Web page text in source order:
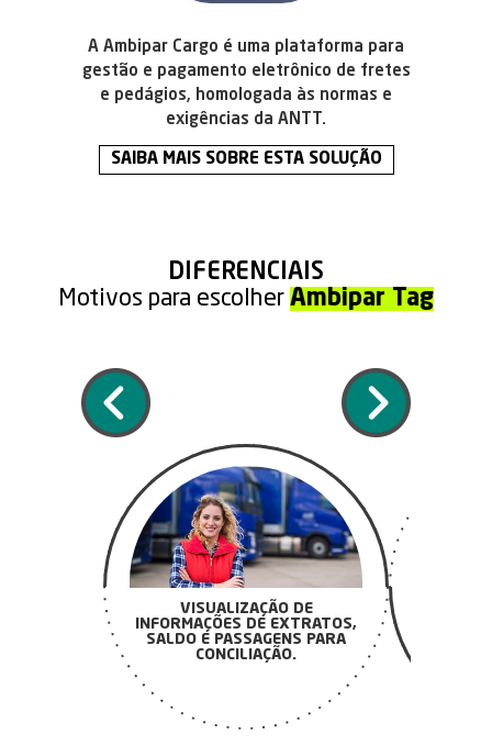
A Ambipar Cargo é uma plataforma para
gestão e pagamento eletrônico de fretes
e pedágios, homologada às normas e
exigências da ANTT.
SAIBA MAIS SOBRE ESTA SOLUÇÃO
DIFERENCIAIS
Motivos para escolher Ambipar Tag
VISUALIZAÇÃO DE
INFORMAÇÕES DE EXTRATOS,
SALDO E PASSAGENS PARA
CONCILIAÇÃO.